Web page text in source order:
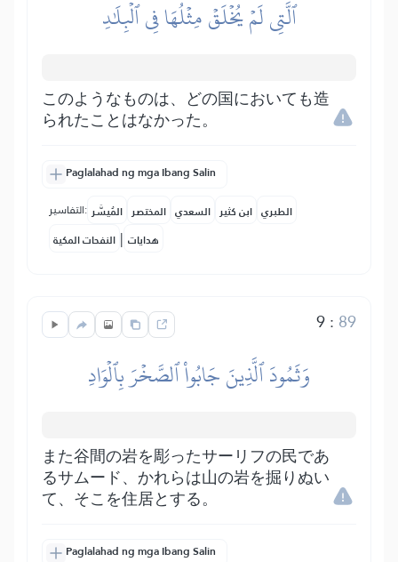
ٱلَّتِي لَمۡ يُخۡلَقۡ مِثۡلُهَا فِي ٱلۡبِلَٰدِ
このようなものは、どの国においても造
られたことはなかった。
Paglalahad ng mga Ibang Salin
التفاسير: المُيسَّر المختصر السعدي ابن كثير الطبري
النفحات المكية | هدايات
9: 89
وَثَمُودَ ٱلَّذِينَ جَابُواْ ٱلصَّخۡرَ بِٱلۡوَادِ
また谷間の岩を彫ったサーリフの民であ
るサムード、かれらは山の岩を掘りぬい
て、そこを住居とする。
Paglalahad ng mga Ibang Salin